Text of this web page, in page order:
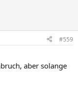
#559
aber solange